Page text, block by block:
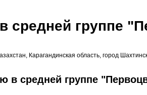
средней группе
Карагандинская область, город
в средней группе